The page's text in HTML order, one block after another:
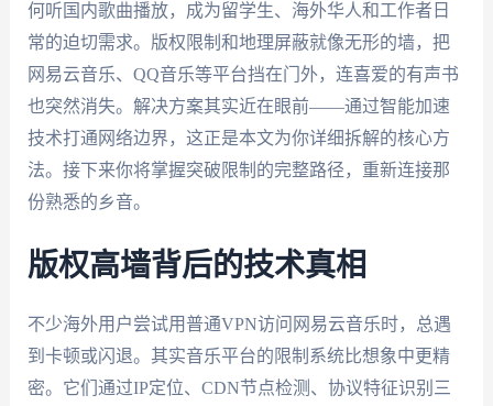
何听国内歌曲播放，成为留学生、海外华人和工作者日
常的迫切需求。版权限制和地理屏蔽就像无形的墙，把
网易云音乐、QQ音乐等平台挡在门外，连喜爱的有声书
也突然消失。解决方案其实近在眼前——通过智能加速
技术打通网络边界，这正是本文为你详细拆解的核心方
法。接下来你将掌握突破限制的完整路径，重新连接那
份熟悉的乡音。
版权高墙背后的技术真相
不少海外用户尝试用普通VPN访问网易云音乐时，总遇
到卡顿或闪退。其实音乐平台的限制系统比想象中更精
密。它们通过IP定位、CDN节点检测、协议特征识别三